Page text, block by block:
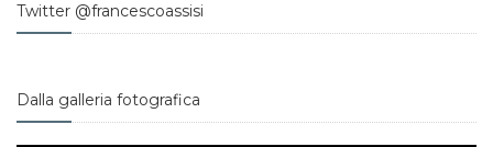
Twitter @francescoassisi
Dalla galleria fotografica